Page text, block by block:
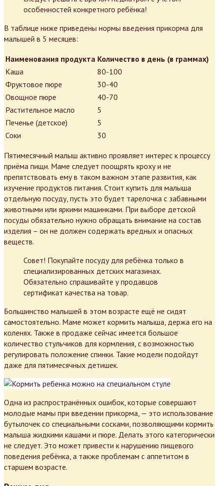
особенностей конкретного ребёнка!
В таблице ниже приведены нормы введения прикорма для
малышей в 5 месяцев:
Наименования продукта Количество в день (в граммах)
Каша
80-100
Фруктовое пюре
30-40
Овощное пюре
40-70
Растительное масло
5
Печенье (детское)
5
Соки
30
Пятимесячный малыш активно проявляет интерес к процессу
приёма пищи. Маме следует поощрять кроху и не
препятствовать ему в таком важном этапе развития, как
изучение продуктов питания. Стоит купить для малыша
отдельную посуду, пусть это будет тарелочка с забавными
животными или яркими машинками. При выборе детской
посуды обязательно нужно обращать внимание на состав
изделия – он не должен содержать вредных и опасных
веществ.
Совет! Покупайте посуду для ребёнка только в
специализированных детских магазинах.
Обязательно спрашивайте у продавцов
сертификат качества на товар.
Большинство малышей в этом возрасте ещё не сидят
самостоятельно. Маме может кормить малыша, держа его на
коленях. Также в продаже сейчас имеется большое
количество стульчиков для кормления, с возможностью
регулировать положение спинки. Такие модели подойдут
даже для пятимесячных детишек.
Одна из распространённых ошибок, которые совершают
молодые мамы при введении прикорма, — это использование
бутылочек со специальными сосками, позволяющими кормить
малыша жидкими кашами и пюре. Делать этого категорически
не следует. Это может привести к нарушению пищевого
поведения ребёнка, а также проблемам с аппетитом в
старшем возрасте.